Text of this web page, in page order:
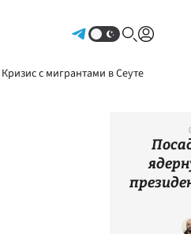
Кризис с мигрантами в Сеуте